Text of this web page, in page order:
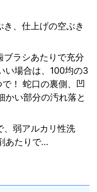
、仕上げの空ぶき
ラシあたりで充分
い場合は、100均の3
！ 蛇口の裏側、凹
かい部分の汚れ落と
弱アルカリ性洗
あたりで…